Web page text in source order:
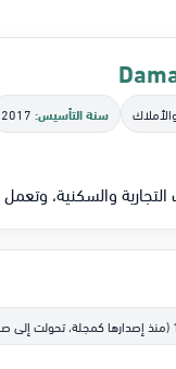
سنة التأسيس:
يتوافق مع رؤية 2030، تقدم خدمات شاملة